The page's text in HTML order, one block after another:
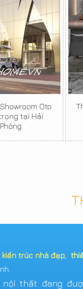
Oto
tại Hải
Phòng
trúc nhà đẹp ,
thất đang